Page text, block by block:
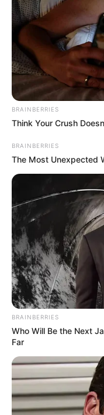
Why He Gets Hard
Doctors Don't Tell
DIRECTMAX
She Chose To
Look At Her Now
BUZZ DAY
He Rewrote His
Shock Says It All
DIRECTMAX
Colorado Elk's
Freed From Tire
BUZZ DAY
BRAINBERRIES
Think Your Crush
BRAINBERRIES
The Most Unexpected
BRAINBERRIES
Who Will Be the Next
Far